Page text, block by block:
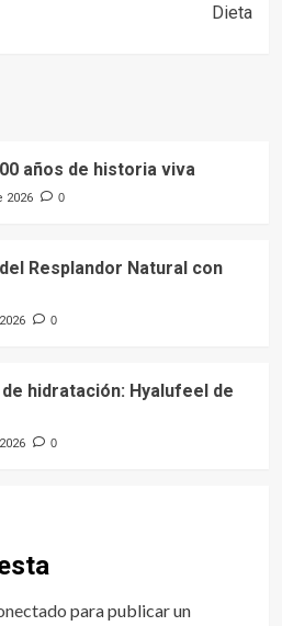
Dieta
años de historia viva
2026 0
Resplandor Natural con
0
hidratación: Hyalufeel de
0
para publicar un